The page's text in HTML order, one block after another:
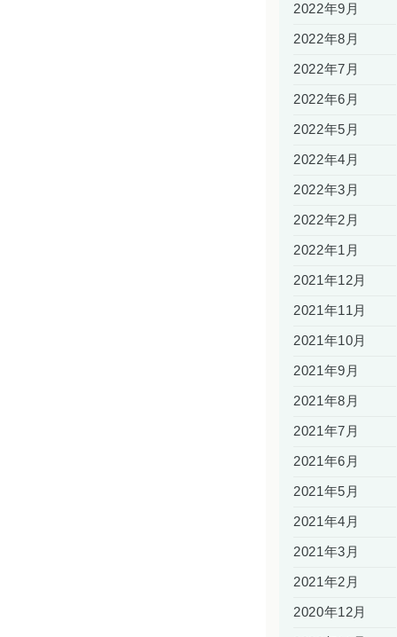
2022年9月
2022年8月
2022年7月
2022年6月
2022年5月
2022年4月
2022年3月
2022年2月
2022年1月
2021年12月
2021年11月
2021年10月
2021年9月
2021年8月
2021年7月
2021年6月
2021年5月
2021年4月
2021年3月
2021年2月
2020年12月